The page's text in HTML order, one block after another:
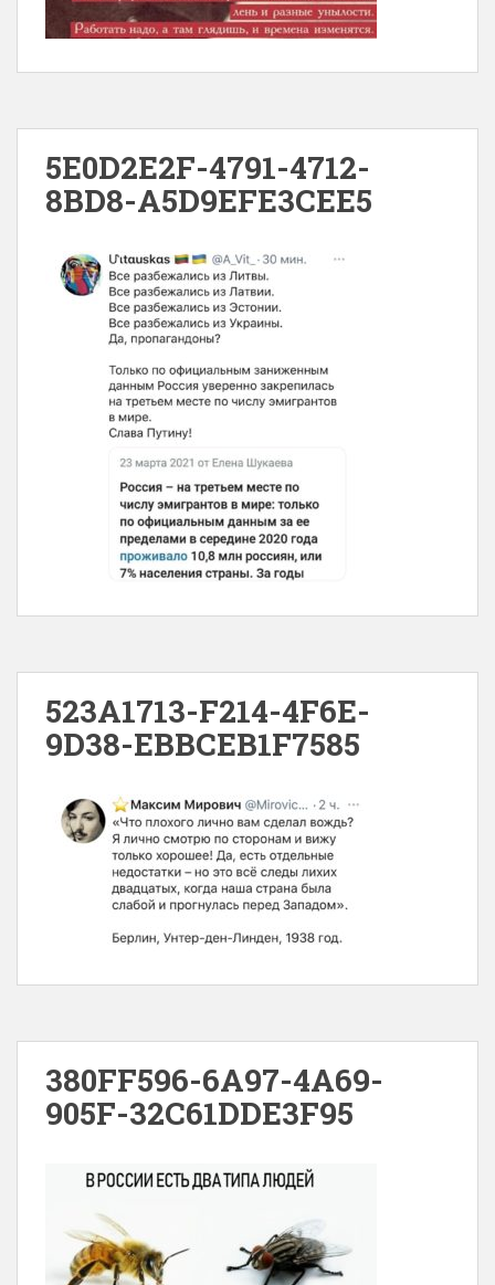
5E0D2E2F-4791-4712-
8BD8-A5D9EFE3CEE5
523A1713-F214-4F6E-
9D38-EBBCEB1F7585
380FF596-6A97-4A69-
905F-32C61DDE3F95